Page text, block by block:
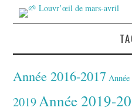
Année 2016-2017
2019Année 2019-